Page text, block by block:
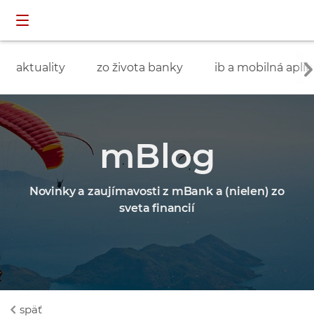
aktuality zo života banky ib a mobilná
mBlog
Novinky a zaujímavosti z mBank a (nielen) zo
sveta financií
späť